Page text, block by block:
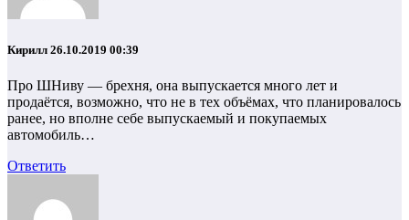
Кирилл 26.10.2019 00:39
Про ШНиву — брехня, она выпускается много лет и
продаётся, возможно, что не в тех объёмах, что планировалось
ранее, но вполне себе выпускаемый и покупаемых
автомобиль…
Ответить